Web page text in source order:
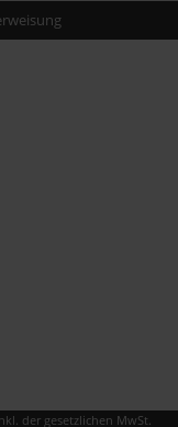
der gesetzlichen MwSt.